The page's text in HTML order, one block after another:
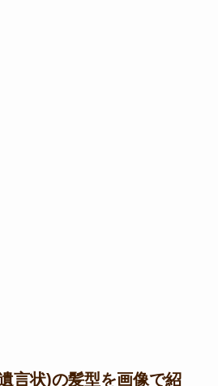
言状)の髪型を画像で紹